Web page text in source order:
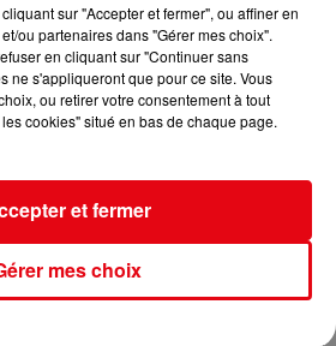
Taureau Gémeaux
sur "Accepter et fermer", ou affiner en
ou partenaires dans "Gérer mes choix".
en cliquant sur "Continuer sans
ne s'appliqueront que pour ce site. Vous
ou retirer votre consentement à tout
cookies" situé en bas de chaque page.
mes choix
et fermer